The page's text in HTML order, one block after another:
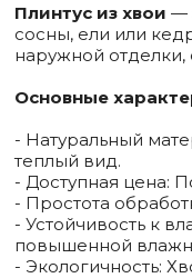
Плинтус из хвои —
сосны, ели или
наружной
Основные
- Натуральный
теплый вид.
- Доступная цена:
- Простота
- Устойчивость к
повышенной
- Экологичность: